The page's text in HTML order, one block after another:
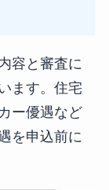
容と審査に
ます。住宅
ー優遇など
を申込前に